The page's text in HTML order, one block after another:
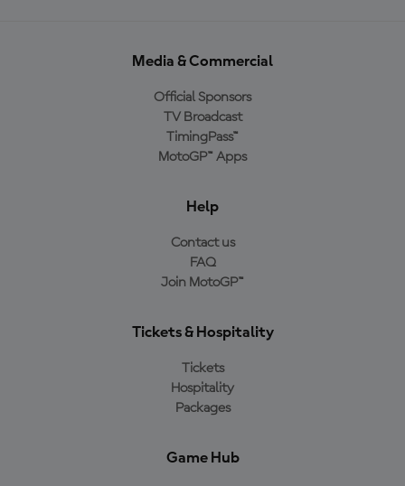
Media & Commercial
Official Sponsors
TV Broadcast
TimingPass™
MotoGP™ Apps
Help
Contact us
FAQ
Join MotoGP™
Tickets & Hospitality
Tickets
Hospitality
Packages
Game Hub